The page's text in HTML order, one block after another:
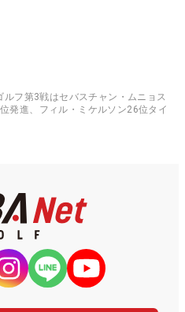
ルフ第3戦はセバスチャン・ムニョス
発進、フィル・ミケルソン26位タイ